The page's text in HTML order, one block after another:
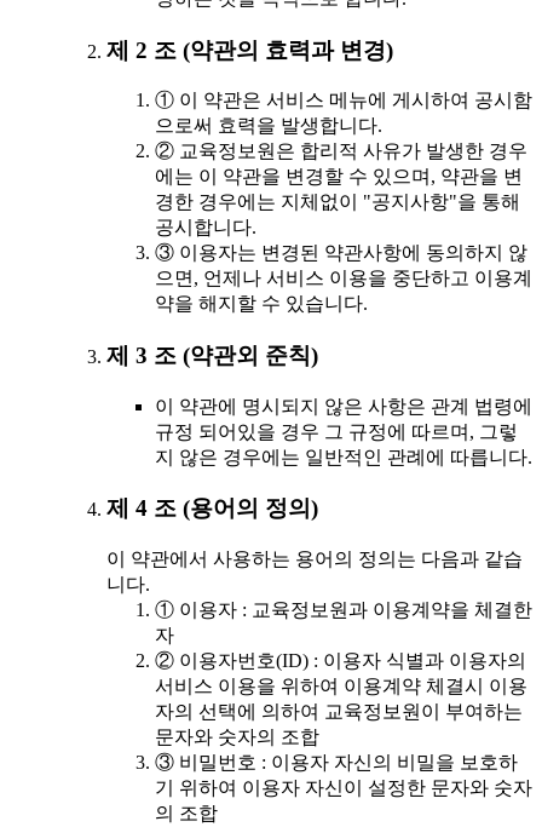
제 2 조 (약관의 효력과 변경)
① 이 약관은 서비스 메뉴에 게시하여 공시함
으로써 효력을 발생합니다.
② 교육정보원은 합리적 사유가 발생한 경우
에는 이 약관을 변경할 수 있으며, 약관을 변
경한 경우에는 지체없이 "공지사항"을 통해
공시합니다.
③ 이용자는 변경된 약관사항에 동의하지 않
으면, 언제나 서비스 이용을 중단하고 이용계
약을 해지할 수 있습니다.
제 3 조 (약관외 준칙)
이 약관에 명시되지 않은 사항은 관계 법령에
규정 되어있을 경우 그 규정에 따르며, 그렇
지 않은 경우에는 일반적인 관례에 따릅니다.
제 4 조 (용어의 정의)
이 약관에서 사용하는 용어의 정의는 다음과 같습
니다.
① 이용자 : 교육정보원과 이용계약을 체결한
자
② 이용자번호(ID) : 이용자 식별과 이용자의
서비스 이용을 위하여 이용계약 체결시 이용
자의 선택에 의하여 교육정보원이 부여하는
문자와 숫자의 조합
③ 비밀번호 : 이용자 자신의 비밀을 보호하
기 위하여 이용자 자신이 설정한 문자와 숫자
의 조합